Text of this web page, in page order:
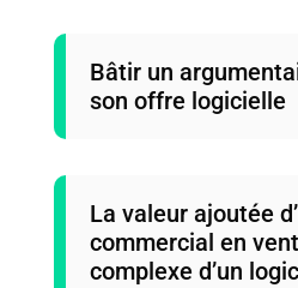
Bâtir un
son offre logicielle
La valeur ajoutée
commercial en
complexe d’un